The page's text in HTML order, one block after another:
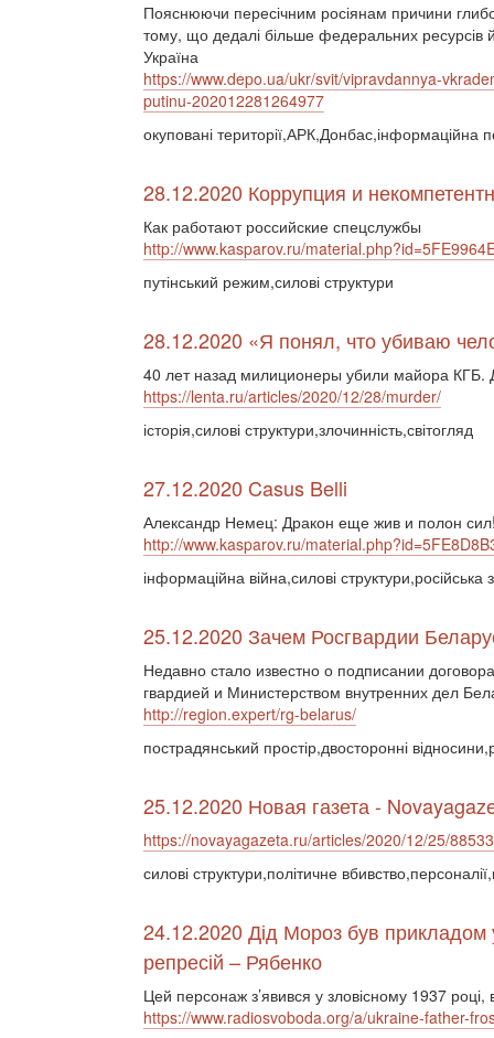
Пояснюючи пересічним росіянам причини
тому, що дедалі більше федеральних ресурсів
Україна
https://www.depo.ua/ukr/svit/vipravdannya-
putinu-202012281264977
окуповані території,АРК,Донбас,інформаційна
28.12.2020 Коррупция и
Как работают российские спецслужбы
http://www.kasparov.ru/
путінський режим,силові структури
28.12.2020 «Я понял, что убиваю
40 лет назад милиционеры убили майора КГБ.
https://lenta.ru/articles/2020/12/28/murder/
історія,силові структури,злочинність,світогляд
27.12.2020 Casus Belli
Александр Немец: Дракон еще жив и полон
http://www.kasparov.ru/
інформаційна війна,силові структури,російська
25.12.2020 Зачем Росгвардии
Недавно стало известно о подписании
гвардией и Министерством внутренних дел
http://region.expert/rg-belarus/
пострадянський простір,двосторонні
25.12.2020 Новая газета -
https://novayagazeta.ru/articles/2020/12/25/
силові структури,політичне
24.12.2020 Дід Мороз був прикладом
репресій – Рябенко
Цей персонаж з’явився у зловісному 1937 році,
https://www.radiosvoboda.org/a/ukraine-father-